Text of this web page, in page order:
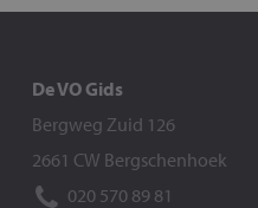
De VO Gids
Bergweg Zuid 126
2661 CW Bergschenhoek
020 570 89 81